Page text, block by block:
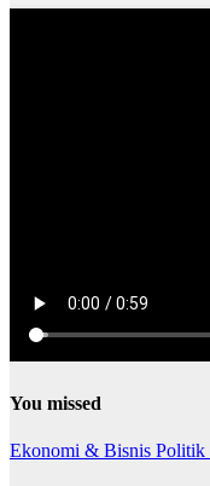
You missed
Ekonomi & Bisnis Politik